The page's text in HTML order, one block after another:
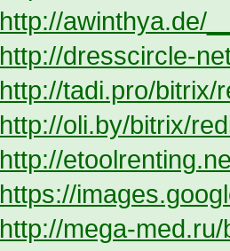
http://awinthya.de/
http://dresscircle-
http://tadi.pro/bitrix/
http://oli.by/bitrix/
http://
https://
http://mega-